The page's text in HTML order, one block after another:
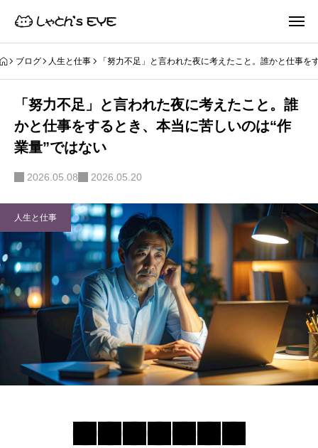
ブログ 人生と仕事 「努力不足」と言われた夜に考えたこと。誰かと仕事を
「努力不足」と言われた夜に考えたこと。誰
かと仕事をするとき、本当に苦しいのは“作
業量”ではない
2026.05.08 2026.05.20
人生と仕事